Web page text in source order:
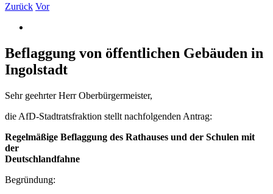
Zurück Vor
Bild
Beflaggung von öffentlichen Gebäuden in
Ingolstadt
Sehr geehrter Herr Oberbürgermeister,
die AfD-Stadtratsfraktion stellt nachfolgenden Antrag:
Regelmäßige Beflaggung des Rathauses und der Schulen mit
der
Deutschlandfahne
Begründung: